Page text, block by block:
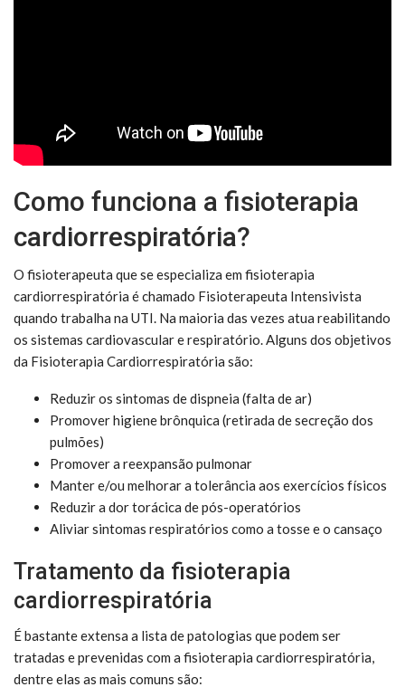
Como funciona a fisioterapia
cardiorrespiratória?
O fisioterapeuta que se especializa em fisioterapia
cardiorrespiratória é chamado Fisioterapeuta Intensivista
quando trabalha na UTI. Na maioria das vezes atua reabilitando
os sistemas cardiovascular e respiratório. Alguns dos objetivos
da Fisioterapia Cardiorrespiratória são:
Reduzir os sintomas de dispneia (falta de ar)
Promover higiene brônquica (retirada de secreção dos
pulmões)
Promover a reexpansão pulmonar
Manter e/ou melhorar a tolerância aos exercícios físicos
Reduzir a dor torácica de pós-operatórios
Aliviar sintomas respiratórios como a tosse e o cansaço
Tratamento da fisioterapia
cardiorrespiratória
É bastante extensa a lista de patologias que podem ser
tratadas e prevenidas com a fisioterapia cardiorrespiratória,
dentre elas as mais comuns são: